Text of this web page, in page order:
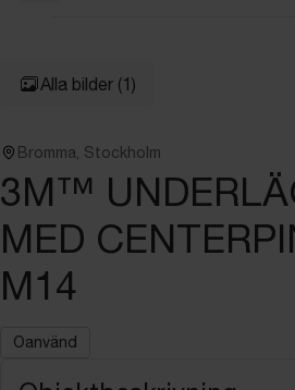
Alla bilder (1)
Bromma, Stockholm
3M™
MED
M14
Oanvänd